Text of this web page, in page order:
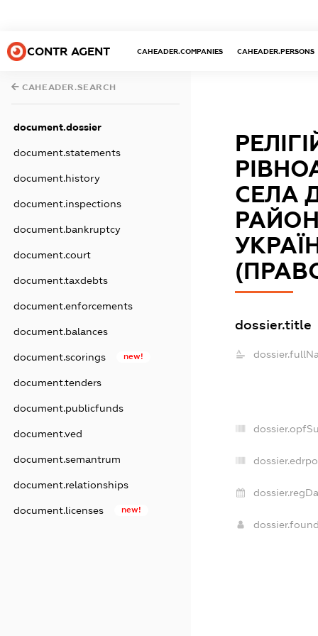
CONTR AGENT CAHEADER.COMPANIES CAHEADER.PERSONS
CAHEADER.SEARCH
document.dossier
document.statements
document.history
document.inspections
document.bankruptcy
document.court
document.taxdebts
document.enforcements
document.balances
document.scorings new!
document.tenders
document.publicfunds
document.ved
document.semantrum
document.relationships
document.licenses new!
СЕЛА
dossier.title